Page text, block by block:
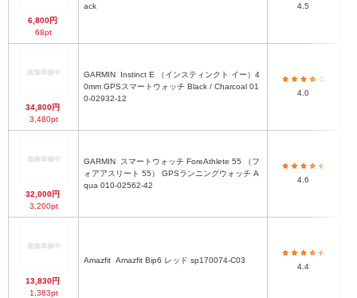
6,800円
68pt
ack
4.5
34,800円
3,480pt
GARMIN
0mm GPSスマートウォッチ Black / Charcoal 01
0-02932-12
4.0
32,000円
3,200pt
GARMIN
ォアアスリート 55） GPSランニングウォッチ A
qua 010-02562-42
4.6
13,830円
1,383pt
Amazfit Amazfit Bip6 レッド sp170074-C03
4.4